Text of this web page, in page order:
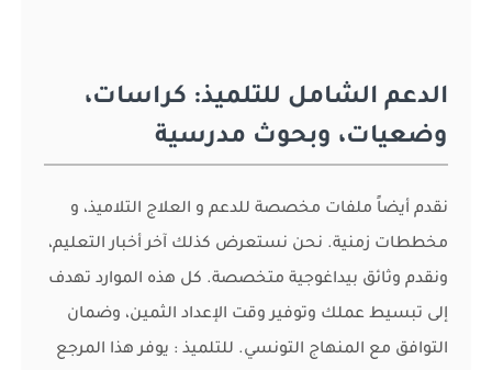
الدعم الشامل للتلميذ: كراسات،
وضعيات، وبحوث مدرسية
نقدم أيضاً ملفات مخصصة للدعم و العلاج التلاميذ، و
مخططات زمنية. نحن نستعرض كذلك آخر أخبار التعليم،
ونقدم وثائق بيداغوجية متخصصة. كل هذه الموارد تهدف
إلى تبسيط عملك وتوفير وقت الإعداد الثمين، وضمان
التوافق مع المنهاج التونسي. للتلميذ : يوفر هذا المرجع